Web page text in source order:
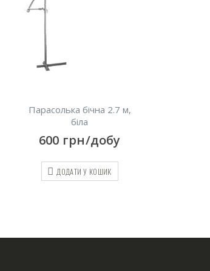
Парасолька бічна 2.7 м,
біла
600 грн/добу
ДОДАТИ У КОШИК